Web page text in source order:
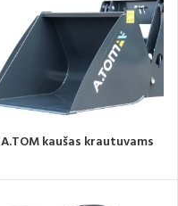
A.TOM kaušas krautuvams